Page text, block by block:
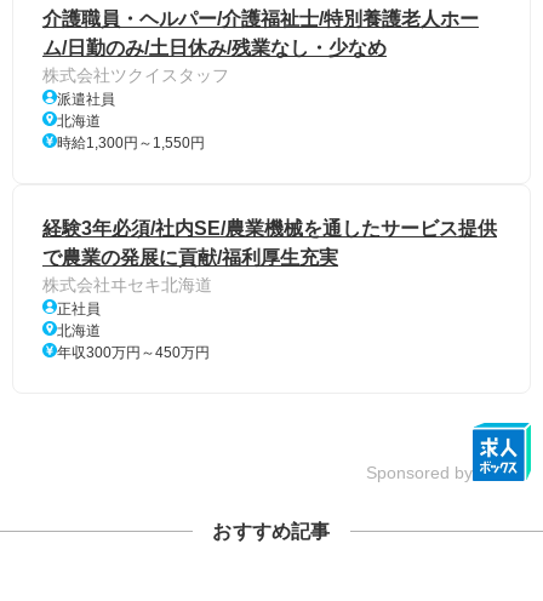
介護職員・ヘルパー/介護福祉士/特別養護老人ホー
ム/日勤のみ/土日休み/残業なし・少なめ
株式会社ツクイスタッフ
派遣社員
北海道
時給1,300円～1,550円
経験3年必須/社内SE/農業機械を通したサービス提供
で農業の発展に貢献/福利厚生充実
株式会社ヰセキ北海道
正社員
北海道
年収300万円～450万円
Sponsored by
おすすめ記事